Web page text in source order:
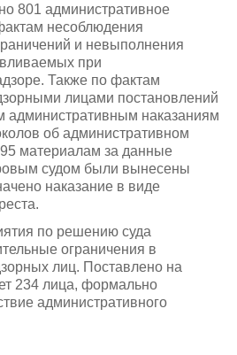
801 административное
несоблюдения
и невыполнения
при
Также по фактам
лицами постановлений
административным наказаниям
об административном
материалам за данные
судом были вынесены
наказание в виде
по решению суда
ограничения в
лиц. Поставлено на
234 лица, формально
административного